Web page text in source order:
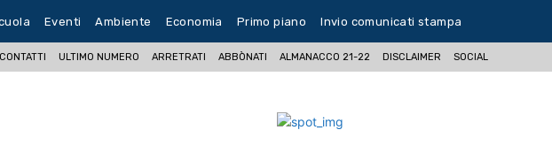
Eventi Ambiente Economia Primo piano Invio comunicati stampa
CONTATTI ULTIMO NUMERO ARRETRATI ABBÒNATI ALMANACCO 21-22 DISCLAIMER SOCIAL